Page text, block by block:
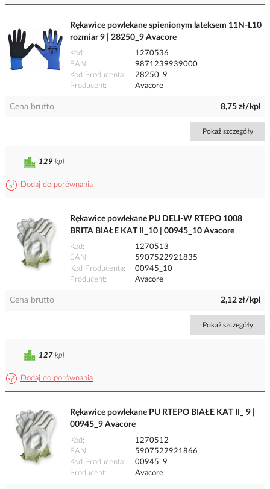
Rękawice powlekane spienionym lateksem 11N-L10
rozmiar 9 | 28250_9 Avacore
Kod
1270536
EAN
9871239939000
Kod Producenta
28250_9
Producent
Avacore
Cena brutto 8,75 zł/kpl
Pokaż szczegóły
Dodaj do porównania
129 kpl
Rękawice powlekane PU DELI-W RTEPO 1008
BRITA BIAŁE KAT II_10 | 00945_10 Avacore
Kod
1270513
EAN
5907522921835
Kod Producenta
00945_10
Producent
Avacore
Cena brutto 2,12 zł/kpl
Pokaż szczegóły
Dodaj do porównania
127 kpl
Rękawice powlekane PU RTEPO BIAŁE KAT II_ 9 |
00945_9 Avacore
Kod
1270512
EAN
5907522921866
Kod Producenta
00945_9
Producent
Avacore